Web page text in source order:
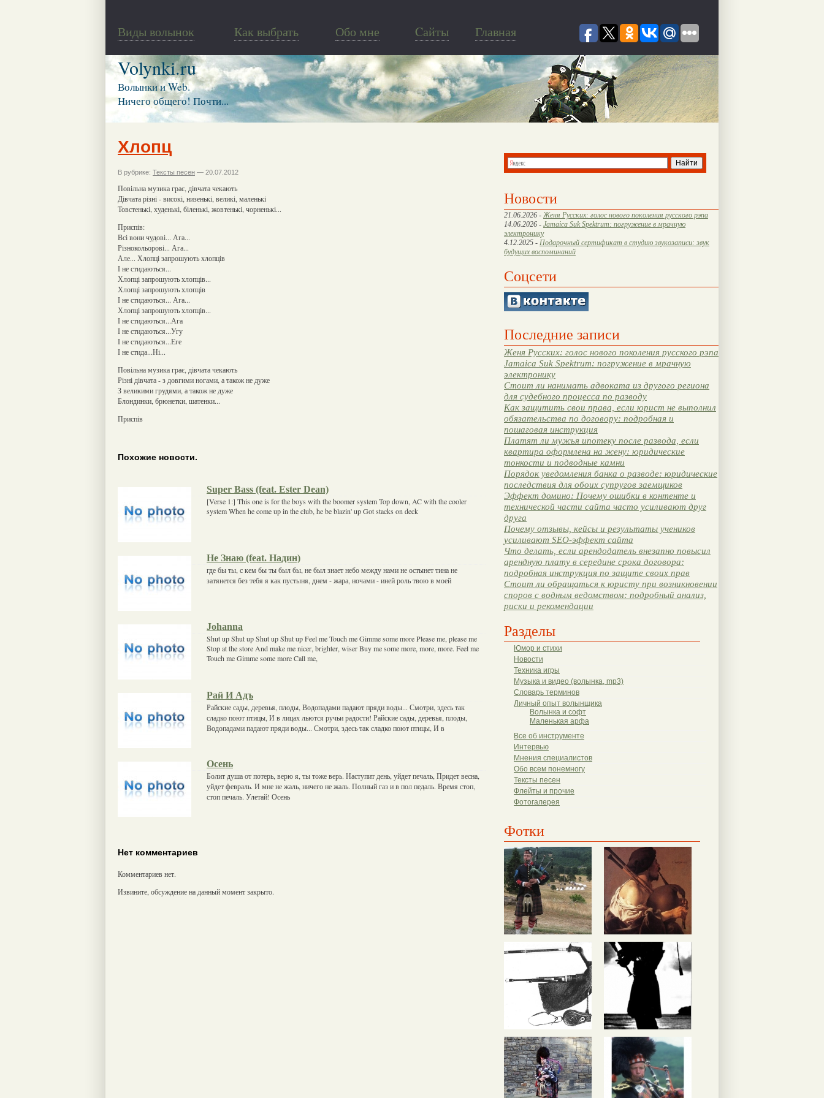
Виды волынок Как выбрать Обо мне Cайты Главная
Volynki.ru
Волынки и Web.
Ничего общего! Почти...
Новости
21.06.2026 - Женя Русских: голос нового поколения русского рэпа
14.06.2026 - Jamaica Suk Spektrum: погружение в мрачную
электронику
4.12.2025 - Подарочный сертификат в студию звукозаписи: звук
будущих воспоминаний
Соцсети
Последние записи
Женя Русских: голос нового поколения русского рэпа
Jamaica Suk Spektrum: погружение в мрачную
электронику
Стоит ли нанимать адвоката из другого региона
для судебного процесса по разводу
Как защитить свои права, если юрист не выполнил
обязательства по договору: подробная и
пошаговая инструкция
Платят ли мужья ипотеку после развода, если
квартира оформлена на жену: юридические
тонкости и подводные камни
Порядок уведомления банка о разводе: юридические
последствия для обоих супругов заемщиков
Эффект домино: Почему ошибки в контенте и
технической части сайта часто усиливают друг
друга
Почему отзывы, кейсы и результаты учеников
усиливают SEO-эффект сайта
Что делать, если арендодатель внезапно повысил
арендную плату в середине срока договора:
подробная инструкция по защите своих прав
Стоит ли обращаться к юристу при возникновении
споров с водным ведомством: подробный анализ,
риски и рекомендации
Разделы
Юмор и стихи
Новости
Техника игры
Музыка и видео (волынка, mp3)
Словарь терминов
Личный опыт волынщика
Волынка и софт
Маленькая арфа
Все об инструменте
Интервью
Мнения специалистов
Обо всем понемногу
Тексты песен
Флейты и прочие
Фотогалерея
Фотки
Хлопц
В рубрике: Тексты песен — 20.07.2012
Повільна музика грає, дівчата чекають
Дівчата різні - високі, низенькі, великі, маленькі
Товстенькі, худенькі, біленькі, жовтенькі, чорненькі...
Приспів:
Всі вони чудові... Ага...
Різнокольорові... Ага...
Але... Хлопці запрошують хлопців
І не стидаються...
Хлопці запрошують хлопців...
Хлопці запрошують хлопців
І не стидаються... Ага...
Хлопці запрошують хлопців...
І не стидаються...Ага
І не стидаються...Угу
І не стидаються...Еге
І не стида...Ні...
Повільна музика грає, дівчата чекають
Різні дівчата - з довгими ногами, а також не дуже
З великими грудями, а також не дуже
Блондинки, брюнетки, шатенки...
Приспів
Похожие новости.
Super Bass (feat. Ester Dean)
[Verse 1:] This one is for the boys with the boomer system Top down, AC with the cooler
system When he come up in the club, he be blazin' up Got stacks on deck
Не Знаю (feat. Надин)
где бы ты, с кем бы ты был бы, не был знает небо между нами не остынет тина не
затянется без тебя я как пустыня, днем - жара, ночами - иней роль твою в моей
Johanna
Shut up Shut up Shut up Shut up Feel me Touch me Gimme some more Please me, please me
Stop at the store And make me nicer, brighter, wiser Buy me some more, more, more. Feel me
Touch me Gimme some more Call me,
Рай И Адъ
Райские сады, деревья, плоды, Водопадами падают пряди воды... Смотри, здесь так
сладко поют птицы, И в лицах льются ручьи радости! Райские сады, деревья, плоды,
Водопадами падают пряди воды... Смотри, здесь так сладко поют птицы, И в
Осень
Болит душа от потерь, верю я, ты тоже верь. Наступит день, уйдет печаль, Придет весна,
уйдет февраль. И мне не жаль, ничего не жаль. Полный газ и в пол педаль. Время стоп,
стоп печаль. Улетай! Осень
Нет комментариев
Комментариев нет.
Извините, обсуждение на данный момент закрыто.